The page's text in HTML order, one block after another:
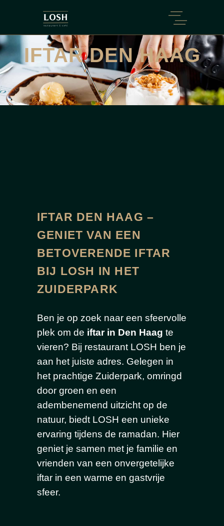
IFTAR DEN HAAG
IFTAR DEN HAAG –
GENIET VAN EEN
BETOVERENDE IFTAR
BIJ LOSH IN HET
ZUIDERPARK
Ben je op zoek naar een sfeervolle
plek om de iftar in Den Haag te
vieren? Bij restaurant LOSH ben je
aan het juiste adres. Gelegen in
het prachtige Zuiderpark, omringd
door groen en een
adembenemend uitzicht op de
natuur, biedt LOSH een unieke
ervaring tijdens de ramadan. Hier
geniet je samen met je familie en
vrienden van een onvergetelijke
iftar in een warme en gastvrije
sfeer.